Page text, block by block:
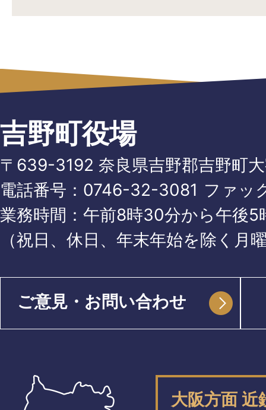
吉野町役場
〒639-3192 奈良県吉野郡吉野町
電話番号： 0746-32-3081 ファッ
業務時間：午前8時30分から午後5
（祝日、休日、年末年始を除く月
ご意見・お問い合わせ
大阪方面